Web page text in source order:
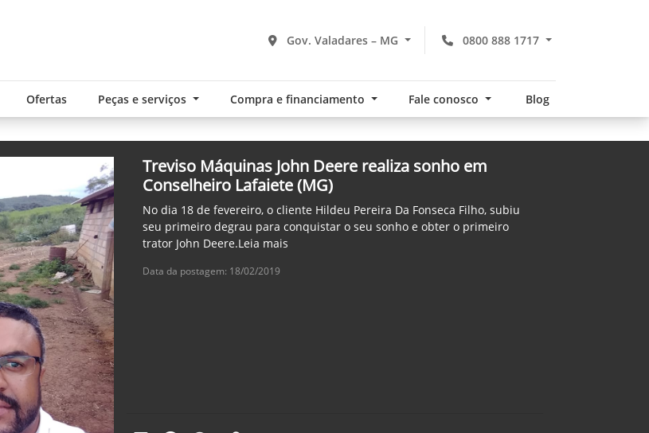
0800 888 1717
Gov. Valadares – MG
Ofertas Peças e serviços Compra e financiamento Fale conosco Blog
Treviso Máquinas John Deere realiza sonho em
Conselheiro Lafaiete (MG)
No dia 18 de fevereiro, o cliente Hildeu Pereira Da Fonseca Filho, subiu
seu primeiro degrau para conquistar o seu sonho e obter o primeiro
trator John Deere.Leia mais
Data da postagem: 18/02/2019